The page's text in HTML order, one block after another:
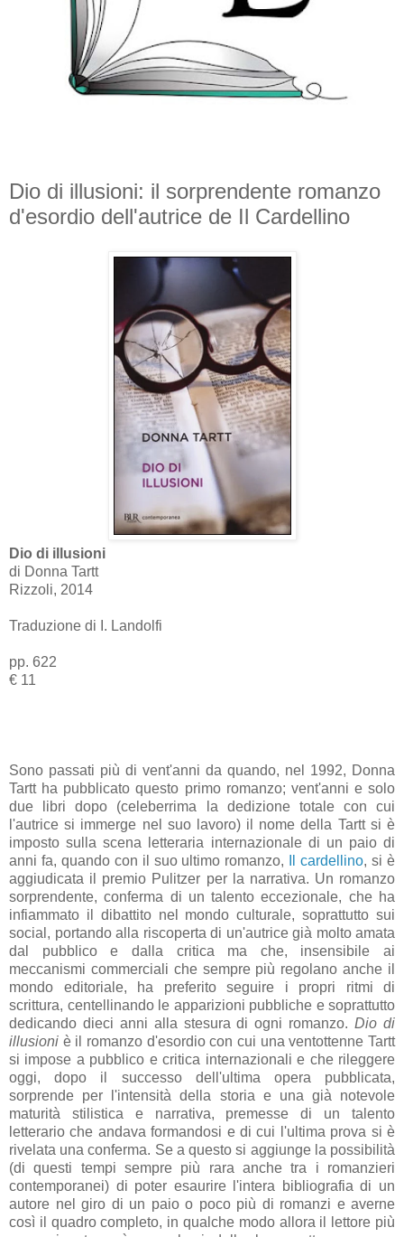
Dio di illusioni: il sorprendente romanzo
d'esordio dell'autrice de Il Cardellino
Dio di illusioni
di Donna Tartt
Rizzoli, 2014
Traduzione di I. Landolfi
pp. 622
€ 11
Sono passati più di vent'anni da quando, nel 1992, Donna
Tartt ha pubblicato questo primo romanzo; vent'anni e solo
due libri dopo (celeberrima la dedizione totale con cui
l'autrice si immerge nel suo lavoro) il nome della Tartt si è
imposto sulla scena letteraria internazionale di un paio di
anni fa, quando con il suo ultimo romanzo,
Il cardellino, si è
aggiudicata il premio Pulitzer per la narrativa. Un romanzo
sorprendente, conferma di un talento eccezionale, che ha
infiammato il dibattito nel mondo culturale, soprattutto sui
social, portando alla riscoperta di un'autrice già molto amata
dal pubblico e dalla critica ma che, insensibile ai
meccanismi commerciali che sempre più regolano anche il
mondo editoriale, ha preferito seguire i propri ritmi di
scrittura, centellinando le apparizioni pubbliche e soprattutto
dedicando dieci anni alla stesura di ogni romanzo.Dio di
illusioni è il romanzo d'esordio con cui una ventottenne Tartt
si impose a pubblico e critica internazionali e che rileggere
oggi, dopo il successo dell'ultima opera pubblicata,
sorprende per l'intensità della storia e una già notevole
maturità stilistica e narrativa, premesse di un talento
letterario che andava formandosi e di cui l'ultima prova si è
rivelata una conferma. Se a questo si aggiunge la possibilità
(di questi tempi sempre più rara anche tra i romanzieri
contemporanei) di poter esaurire l'intera bibliografia di un
autore nel giro di un paio o poco più di romanzi e averne
così il quadro completo, in qualche modo allora il lettore più